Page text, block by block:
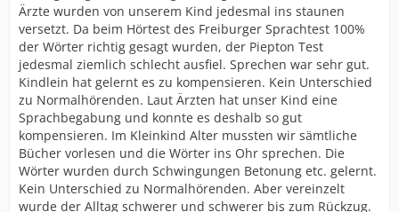
Ärzte wurden von unserem Kind jedesmal ins staunen
versetzt. Da beim Hörtest des Freiburger Sprachtest 100%
der Wörter richtig gesagt wurden, der Piepton Test
jedesmal ziemlich schlecht ausfiel. Sprechen war sehr gut.
Kindlein hat gelernt es zu kompensieren. Kein Unterschied
zu Normalhörenden. Laut Ärzten hat unser Kind eine
Sprachbegabung und konnte es deshalb so gut
kompensieren. Im Kleinkind Alter mussten wir sämtliche
Bücher vorlesen und die Wörter ins Ohr sprechen. Die
Wörter wurden durch Schwingungen Betonung etc. gelernt.
Kein Unterschied zu Normalhörenden. Aber vereinzelt
wurde der Alltag schwerer und schwerer bis zum Rückzug.